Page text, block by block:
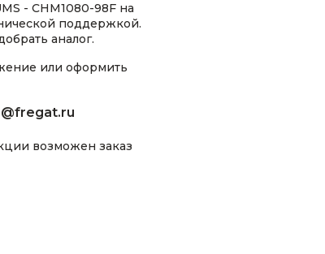
- CHM1080-98F на
поддержкой.
аналог.
или оформить
возможен заказ